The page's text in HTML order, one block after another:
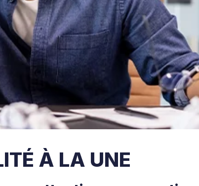
À LA UNE